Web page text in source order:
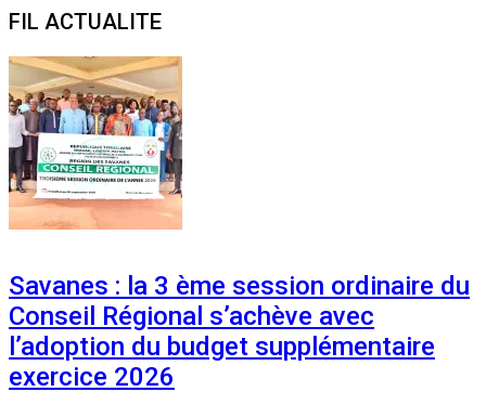
FIL ACTUALITE
Savanes : la 3 ème session ordinaire du
Conseil Régional s’achève avec
l’adoption du budget supplémentaire
exercice 2026